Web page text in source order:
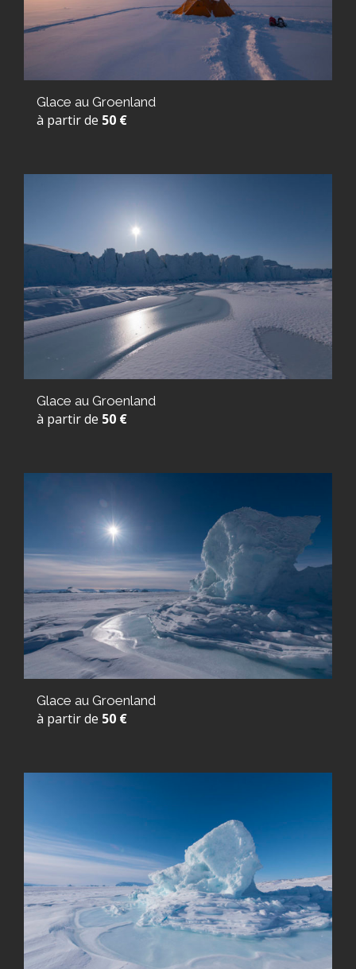
Glace au Groenland
à partir de 50 €
Glace au Groenland
à partir de 50 €
Glace au Groenland
à partir de 50 €